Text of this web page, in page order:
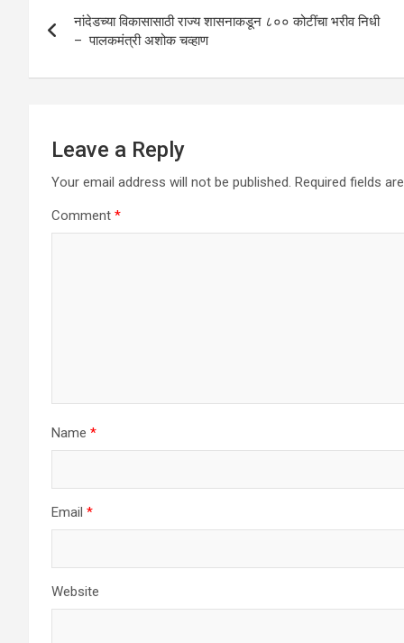
p
p
o
k
navigation
नांदेडच्या विकासासाठी राज्य शासनाकडून ८०० कोटींचा भरीव निधी
– पालकमंत्री अशोक चव्हाण
Leave a Reply
Your email address will not be published. Required fields
Comment *
Name *
Email *
Website